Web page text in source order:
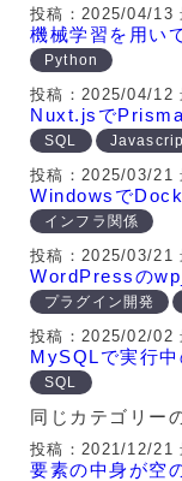
投稿：2025/04/13
Python
投稿：2025/04/12
Nuxt.jsで
SQL
投稿：2025/03/21
インフラ関係
投稿：2025/03/21
プラグイン開発
投稿：2025/02/02
MySQLで実行
SQL
同じカテゴリー
投稿：2021/12/21